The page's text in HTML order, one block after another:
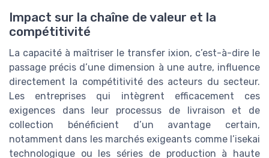
Impact sur la chaîne de valeur et la
compétitivité
La capacité à maîtriser le transfer ixion, c’est-à-dire le
passage précis d’une dimension à une autre, influence
directement la compétitivité des acteurs du secteur.
Les entreprises qui intègrent efficacement ces
exigences dans leur processus de livraison et de
collection bénéficient d’un avantage certain,
notamment dans les marchés exigeants comme l’isekai
technologique ou les séries de production à haute